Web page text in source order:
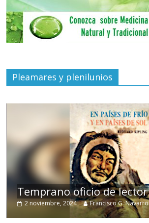
Pleamares y plenilunios
Temprano oficio de lector
2 noviembre, 2024 Francisco G. Navarro